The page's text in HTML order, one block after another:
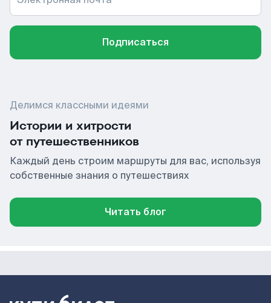
Подписаться
Делимся классными идеями
Истории и хитрости
от путешественников
Каждый день строим маршруты для вас, используя
собственные знания о путешествиях
Читать блог